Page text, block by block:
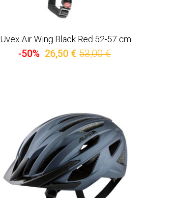
Uvex Air Wing Black Red 52-57 cm
-50% 26,50 € 53,00 €